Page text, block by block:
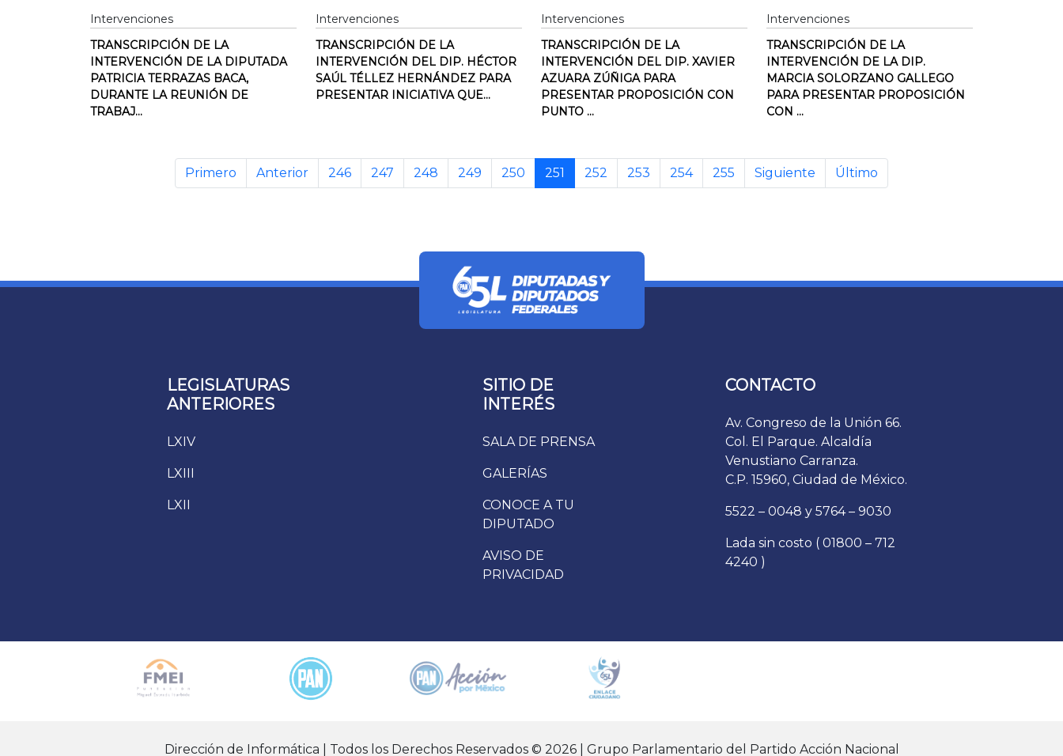
Intervenciones
TRANSCRIPCIÓN DE LA
INTERVENCIÓN DE LA DIPUTADA
PATRICIA TERRAZAS BACA,
DURANTE LA REUNIÓN DE
TRABAJ...
Intervenciones
TRANSCRIPCIÓN DE LA
INTERVENCIÓN DEL DIP. HÉCTOR
SAÚL TÉLLEZ HERNÁNDEZ PARA
PRESENTAR INICIATIVA QUE...
Intervenciones
TRANSCRIPCIÓN DE LA
INTERVENCIÓN DEL DIP. XAVIER
AZUARA ZÚÑIGA PARA
PRESENTAR PROPOSICIÓN CON
PUNTO ...
Intervenciones
TRANSCRIPCIÓN DE LA
INTERVENCIÓN DE LA DIP.
MARCIA SOLORZANO GALLEGO
PARA PRESENTAR PROPOSICIÓN
CON ...
Primero Anterior 246 247 248 249 250 251 252 253 254 255 Siguiente Último
LEGISLATURAS
ANTERIORES
LXIV
LXIII
LXII
SITIO DE
INTERÉS
SALA DE PRENSA
GALERÍAS
CONOCE A TU
DIPUTADO
AVISO DE
PRIVACIDAD
CONTACTO
Av. Congreso de la Unión 66.
Col. El Parque. Alcaldía
Venustiano Carranza.
C.P. 15960, Ciudad de México.
5522 – 0048 y 5764 – 9030
Lada sin costo ( 01800 – 712
4240 )
Dirección de Informática | Todos los Derechos Reservados © 2026 | Grupo Parlamentario del Partido Acción Nacional